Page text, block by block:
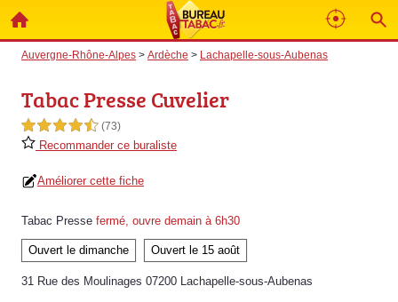
Auvergne-Rhône-Alpes > Ardèche > Lachapelle-sous-Aubenas
Tabac Presse Cuvelier
4,5 étoiles sur 5 (73)
Recommander ce buraliste
Améliorer cette fiche
Tabac Presse fermé, ouvre demain à 6h30
Ouvert le dimanche Ouvert le 15 août
31 Rue des Moulinages 07200 Lachapelle-sous-Aubenas